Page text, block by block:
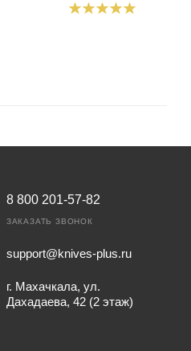
8 800 201-57-82
ЗАКАЗАТЬ ЗВОНОК
support@knives-plus.ru
г. Махачкала, ул.
Дахадаева, 42 (2 этаж)